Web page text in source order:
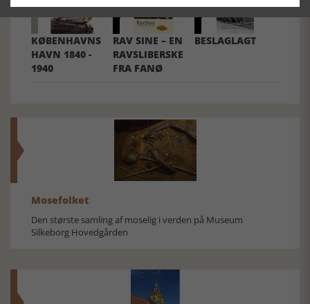
KØBENHAVNS
HAVN 1840 -
1940
RAV SINE – EN
RAVSLIBERSKE
FRA FANØ
BESLAGLAGT
Mosefolket
Den største samling af moselig i verden på Museum
Silkeborg Hovedgården